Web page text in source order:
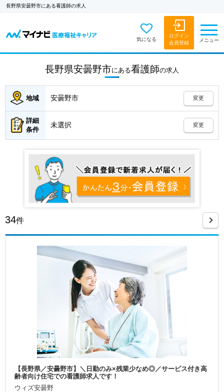
長野県安曇野市にある看護師の求人
気になる
ログイン
会員登録
メニュー
長野県安曇野市にある看護師の求人
地域 安曇野市 変更
詳細
条件
未選択 変更
34件
【長野県／安曇野市】＼日勤のみ×残業少なめ◎／サービス付き高
齢者向け住宅での看護師求人です！
ウィズ安曇野